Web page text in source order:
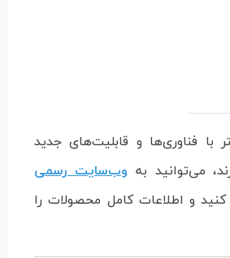
با فناوری‌ها و قابلیت‌های جدید
می‌توانید به وب‌سایت رسمی
کنید و اطلاعات کامل محصولات را